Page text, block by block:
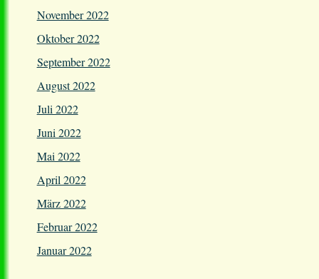
November 2022
Oktober 2022
September 2022
August 2022
Juli 2022
Juni 2022
Mai 2022
April 2022
März 2022
Februar 2022
Januar 2022